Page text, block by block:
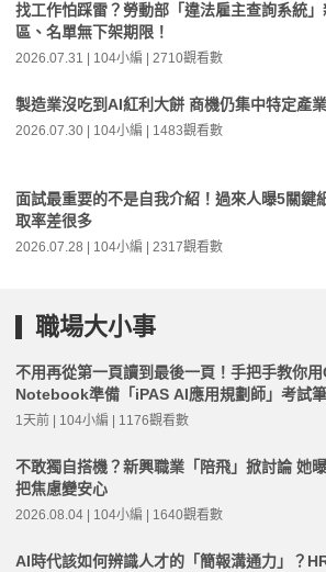
找工作怕踩雷？勞動部「違法雇主查詢系統
區、名單無下架期限！
2026.07.31 | 104小編 | 2710觀看數
製造業沒吃到AI紅利大餅 商機仍集中特定產業
2026.07.30 | 104小編 | 1483觀看數
面試最重要的不是自我介紹！過來人曝5關鍵
取率差很多
2026.07.28 | 104小編 | 2317觀看數
職場大小事
不用再從第一頁讀到最後一頁！手把手教你
Notebook準備「iPAS AI應用規劃師」考試
1天前 | 104小編 | 1176觀看數
不敢獨自搭機？新興職業「陪飛」掀討論 她
把焦慮變安心
2026.08.04 | 104小編 | 1640觀看數
AI時代該如何辨識人才的「簡報溝通力」？